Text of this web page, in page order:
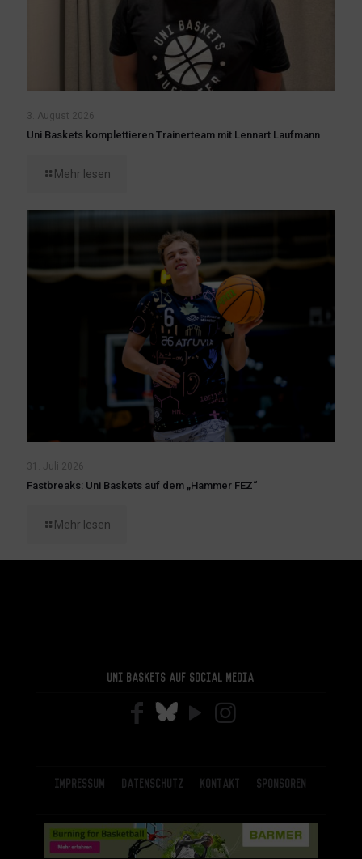
3. August 2026
Uni Baskets komplettieren Trainerteam mit Lennart Laufmann
Mehr lesen
31. Juli 2026
Fastbreaks: Uni Baskets auf dem „Hammer FEZ“
Mehr lesen
Uni Baskets auf Social Media
Impressum Datenschutz Kontakt Sponsoren